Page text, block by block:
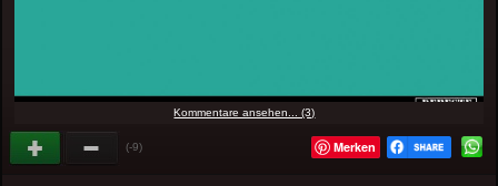
Kommentare ansehen... (3)
(-9) Merken